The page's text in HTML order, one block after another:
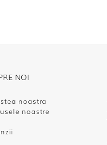
NOI
noastra
noastre